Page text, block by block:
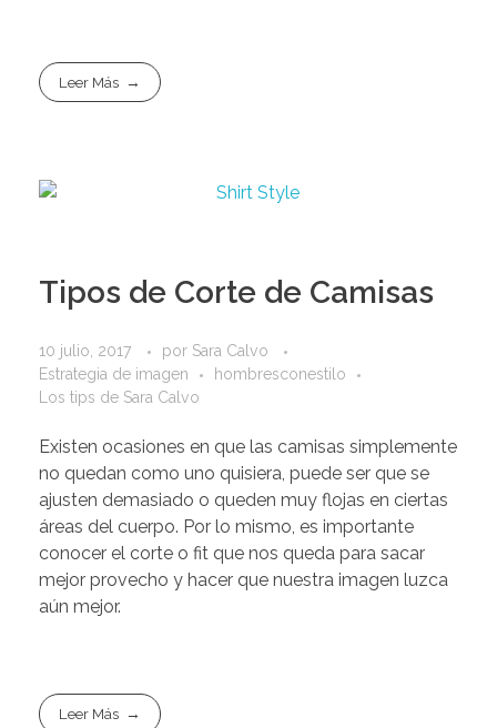
Leer Más
Tipos de Corte de Camisas
10 julio, 2017 por Sara Calvo
Estrategia de imagen
hombresconestilo
Los tips de Sara Calvo
Existen ocasiones en que las camisas simplemente
no quedan como uno quisiera, puede ser que se
ajusten demasiado o queden muy flojas en ciertas
áreas del cuerpo. Por lo mismo, es importante
conocer el corte o fit que nos queda para sacar
mejor provecho y hacer que nuestra imagen luzca
aún mejor.
Leer Más